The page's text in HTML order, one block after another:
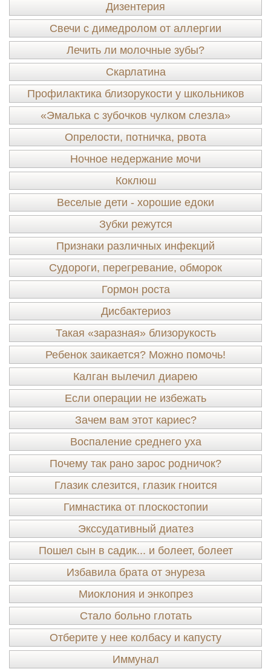
Дизентерия
Свечи с димедролом от аллергии
Лечить ли молочные зубы?
Скарлатина
Профилактика близорукости у школьников
«Эмалька с зубочков чулком слезла»
Опрелости, потничка, рвота
Ночное недержание мочи
Коклюш
Веселые дети - хорошие едоки
Зубки режутся
Признаки различных инфекций
Судороги, перегревание, обморок
Гормон роста
Дисбактериоз
Такая «заразная» близорукость
Ребенок заикается? Можно помочь!
Калган вылечил диарею
Если операции не избежать
Зачем вам этот кариес?
Воспаление среднего уха
Почему так рано зарос родничок?
Глазик слезится, глазик гноится
Гимнастика от плоскостопии
Экссудативный диатез
Пошел сын в садик... и болеет, болеет
Избавила брата от энуреза
Миоклония и энкопрез
Стало больно глотать
Отберите у нее колбасу и капусту
Иммунал